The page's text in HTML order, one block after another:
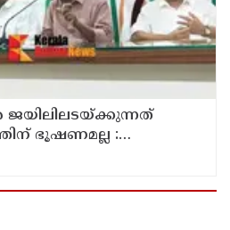
ജയിലിലടയ്ക്കുന്നത്
ഭൂഷണമല്ല :
ഭൂമി